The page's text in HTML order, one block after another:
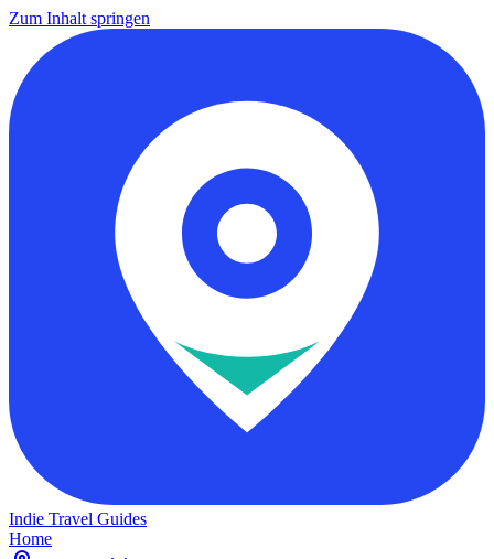
Zum Inhalt springen
Indie Travel Guides
Home